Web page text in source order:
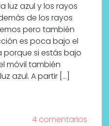
luz azul y los rayos
de los rayos
pero también
es poca bajo el
porque si estás bajo
móvil también
azul. A partir […]
4 comentarios